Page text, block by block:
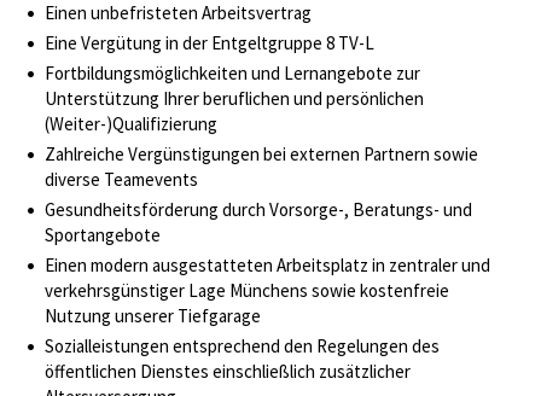
Einen unbefristeten Arbeitsvertrag
Eine Vergütung in der Entgeltgruppe 8 TV-L
Fortbildungsmöglichkeiten und Lernangebote zur
Unterstützung Ihrer beruflichen und persönlichen
(Weiter-)Qualifizierung
Zahlreiche Vergünstigungen bei externen Partnern sowie
diverse Teamevents
Gesundheitsförderung durch Vorsorge-, Beratungs- und
Sportangebote
Einen modern ausgestatteten Arbeitsplatz in zentraler und
verkehrsgünstiger Lage Münchens sowie kostenfreie
Nutzung unserer Tiefgarage
Sozialleistungen entsprechend den Regelungen des
öffentlichen Dienstes einschließlich zusätzlicher